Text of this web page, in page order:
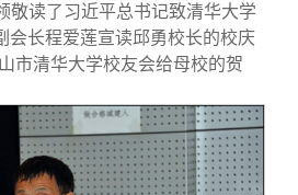
敬读了习近平总书记致清华大学
会长程爱莲宣读邱勇校长的校庆
市清华大学校友会给母校的贺